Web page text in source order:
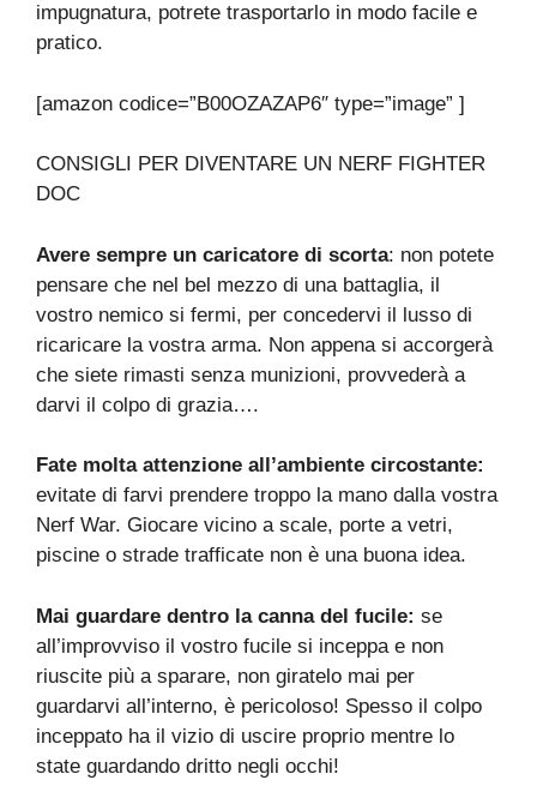
impugnatura, potrete trasportarlo in modo facile e
pratico.
[amazon codice=”B00OZAZAP6″ type=”image” ]
CONSIGLI PER DIVENTARE UN NERF FIGHTER
DOC
Avere sempre un caricatore di scorta: non potete
pensare che nel bel mezzo di una battaglia, il
vostro nemico si fermi, per concedervi il lusso di
ricaricare la vostra arma. Non appena si accorgerà
che siete rimasti senza munizioni, provvederà a
darvi il colpo di grazia….
Fate molta attenzione all’ambiente circostante:
evitate di farvi prendere troppo la mano dalla vostra
Nerf War. Giocare vicino a scale, porte a vetri,
piscine o strade trafficate non è una buona idea.
Mai guardare dentro la canna del fucile: se
all’improvviso il vostro fucile si inceppa e non
riuscite più a sparare, non giratelo mai per
guardarvi all’interno, è pericoloso! Spesso il colpo
inceppato ha il vizio di uscire proprio mentre lo
state guardando dritto negli occhi!